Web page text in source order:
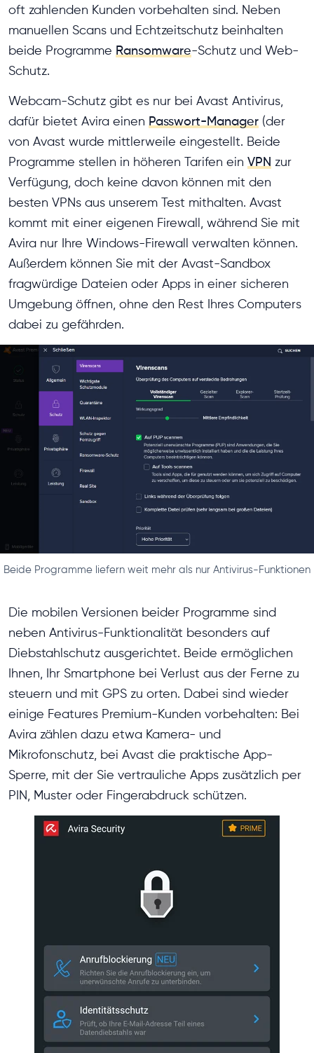
oft zahlenden Kunden vorbehalten sind. Neben
manuellen Scans und Echtzeitschutz beinhalten
beide Programme Ransomware-Schutz und Web-
Schutz.
Webcam-Schutz gibt es nur bei Avast Antivirus,
dafür bietet Avira einen Passwort-Manager (der
von Avast wurde mittlerweile eingestellt. Beide
Programme stellen in höheren Tarifen ein VPN zur
Verfügung, doch keine davon können mit den
besten VPNs aus unserem Test mithalten. Avast
kommt mit einer eigenen Firewall, während Sie mit
Avira nur Ihre Windows-Firewall verwalten können.
Außerdem können Sie mit der Avast-Sandbox
fragwürdige Dateien oder Apps in einer sicheren
Umgebung öffnen, ohne den Rest Ihres Computers
dabei zu gefährden.
Beide Programme liefern weit mehr als nur Antivirus-Funktionen
Die mobilen Versionen beider Programme sind
neben Antivirus-Funktionalität besonders auf
Diebstahlschutz ausgerichtet. Beide ermöglichen
Ihnen, Ihr Smartphone bei Verlust aus der Ferne zu
steuern und mit GPS zu orten. Dabei sind wieder
einige Features Premium-Kunden vorbehalten: Bei
Avira zählen dazu etwa Kamera- und
Mikrofonschutz, bei Avast die praktische App-
Sperre, mit der Sie vertrauliche Apps zusätzlich per
PIN, Muster oder Fingerabdruck schützen.